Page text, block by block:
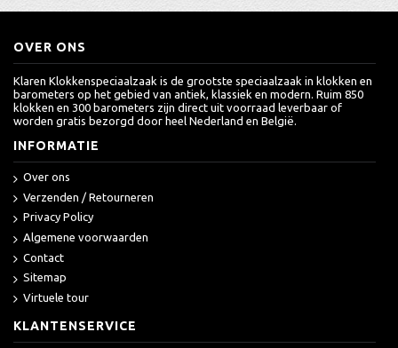
OVER ONS
Klaren Klokkenspeciaalzaak is de grootste speciaalzaak in klokken en
barometers op het gebied van antiek, klassiek en modern. Ruim 850
klokken en 300 barometers zijn direct uit voorraad leverbaar of
worden gratis bezorgd door heel Nederland en België.
INFORMATIE
Over ons
Verzenden / Retourneren
Privacy Policy
Algemene voorwaarden
Contact
Sitemap
Virtuele tour
KLANTENSERVICE